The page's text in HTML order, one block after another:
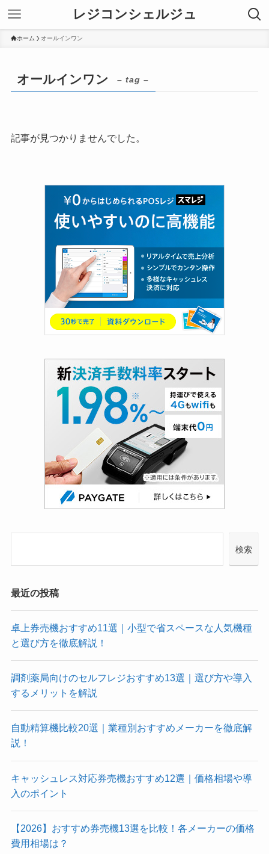
レジコンシェルジュ
ホーム オールインワン
オールインワン – tag –
記事が見つかりませんでした。
検索
最近の投稿
卓上券売機おすすめ11選｜小型で省スペースな人気機種
と選び方を徹底解説！
調剤薬局向けのセルフレジおすすめ13選｜選び方や導入
するメリットを解説
自動精算機比較20選｜業種別おすすめメーカーを徹底解
説！
キャッシュレス対応券売機おすすめ12選｜価格相場や導
入のポイント
【2026】おすすめ券売機13選を比較！各メーカーの価格
費用相場は？